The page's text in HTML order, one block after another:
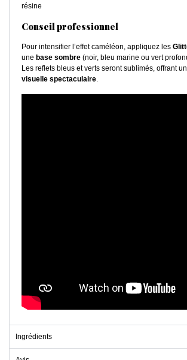
résine
Conseil professionnel
Pour intensifier l’effet caméléon, appliquez les
une base sombre (noir, bleu marine ou vert
Les reflets bleus et verts seront sublimés, offrant
visuelle spectaculaire.
Ingrédients